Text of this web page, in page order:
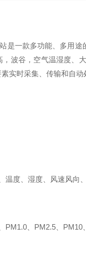
是一款多功能、多用
波谷，空气温湿度、
实时采集、传输和自动
温度、湿度、风速风向
PM1.0 PM2.5 PM10